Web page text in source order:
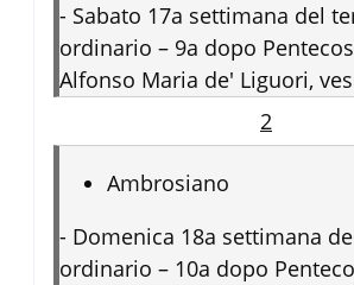
- Sabato 17a settimana del
ordinario – 9a dopo
Alfonso Maria de' Liguori,
2
Ambrosiano
- Domenica 18a settimana
ordinario – 10a dopo